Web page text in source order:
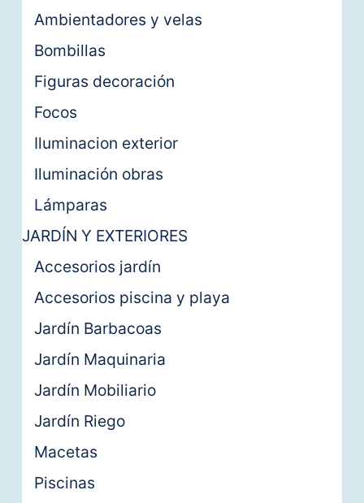
Ambientadores y velas
Bombillas
Figuras decoración
Focos
Iluminacion exterior
Iluminación obras
Lámparas
JARDÍN Y EXTERIORES
Accesorios jardín
Accesorios piscina y playa
Jardín Barbacoas
Jardín Maquinaria
Jardín Mobiliario
Jardín Riego
Macetas
Piscinas